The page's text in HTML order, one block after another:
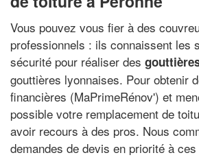
Vous pouvez vous fier à des
professionnels : ils connaissent les
sécurité pour réaliser des
gouttières lyonnaises. Pour obtenir
financières (MaPrimeRénov') et
possible votre remplacement de
avoir recours à des pros. Nous
demandes de devis en priorité à